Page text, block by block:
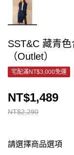
SST&C 藏青
（Outlet）
宅配滿NT$3,000免運
NT$2,290
NT$1,489
請選擇商品選項